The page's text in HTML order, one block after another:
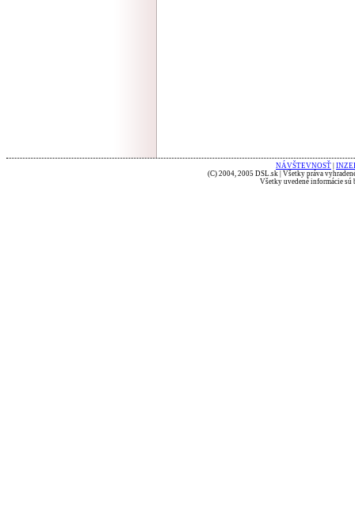
NÁVŠTEVNOSŤ
(C) 2004, 2005 DSL.sk | Všetky práva
Všetky uvedené informácie sú